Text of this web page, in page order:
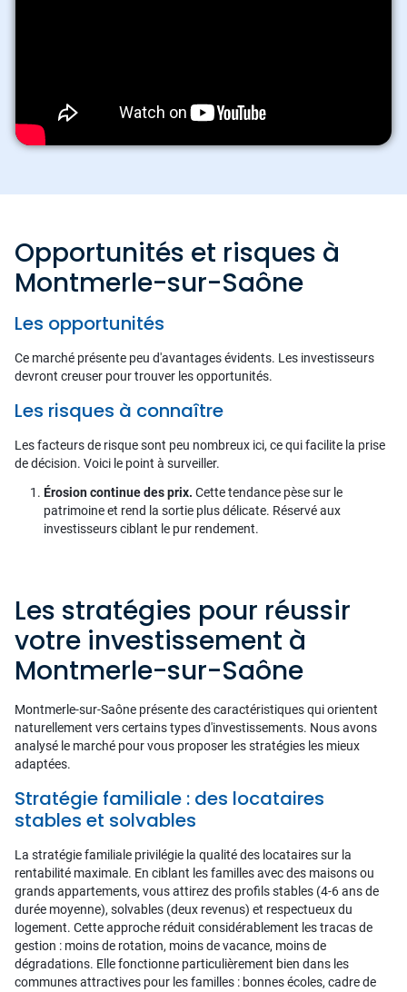
Opportunités et risques à
Montmerle-sur-Saône
Les opportunités
Ce marché présente peu d'avantages évidents. Les investisseurs
devront creuser pour trouver les opportunités.
Les risques à connaître
Les facteurs de risque sont peu nombreux ici, ce qui facilite la prise
de décision. Voici le point à surveiller.
Érosion continue des prix. Cette tendance pèse sur le
patrimoine et rend la sortie plus délicate. Réservé aux
investisseurs ciblant le pur rendement.
Les stratégies pour réussir
votre investissement à
Montmerle-sur-Saône
Montmerle-sur-Saône présente des caractéristiques qui orientent
naturellement vers certains types d'investissements. Nous avons
analysé le marché pour vous proposer les stratégies les mieux
adaptées.
Stratégie familiale : des locataires
stables et solvables
La stratégie familiale privilégie la qualité des locataires sur la
rentabilité maximale. En ciblant les familles avec des maisons ou
grands appartements, vous attirez des profils stables (4-6 ans de
durée moyenne), solvables (deux revenus) et respectueux du
logement. Cette approche réduit considérablement les tracas de
gestion : moins de rotation, moins de vacance, moins de
dégradations. Elle fonctionne particulièrement bien dans les
communes attractives pour les familles : bonnes écoles, cadre de